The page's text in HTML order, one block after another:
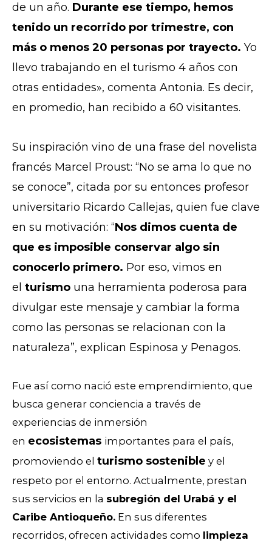
de un año. Durante ese tiempo, hemos
tenido un recorrido por trimestre, con
más o menos 20 personas por trayecto. Yo
llevo trabajando en el turismo 4 años con
otras entidades», comenta Antonia. Es decir,
en promedio, han recibido a 60 visitantes.
Su inspiración vino de una frase del novelista
francés Marcel Proust: “No se ama lo que no
se conoce”, citada por su entonces profesor
universitario Ricardo Callejas, quien fue clave
en su motivación: “Nos dimos cuenta de
que es imposible conservar algo sin
conocerlo primero. Por eso, vimos en
el turismo una herramienta poderosa para
divulgar este mensaje y cambiar la forma
como las personas se relacionan con la
naturaleza”, explican Espinosa y Penagos.
Fue así como nació este emprendimiento, que
busca generar conciencia a través de
experiencias de inmersión
en ecosistemas importantes para el país,
promoviendo el turismo sostenible y el
respeto por el entorno. Actualmente, prestan
sus servicios en la subregión del Urabá y el
Caribe Antioqueño. En sus diferentes
recorridos, ofrecen actividades como limpieza